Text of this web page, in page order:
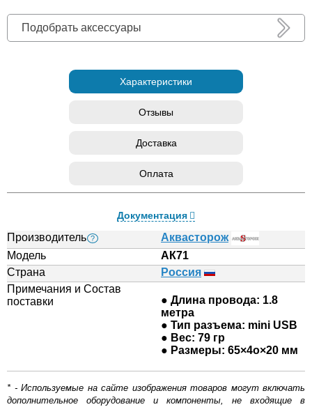
Подобрать аксессуары
Характеристики
Отзывы
Доставка
Оплата
Документация
Производитель ?
Аквасторож
Модель
АК71
Страна
Россия
Примечания и Состав
поставки
● Длина провода: 1.8
метра
● Тип разъема: mini USB
● Вес: 79 гр
● Размеры: 65×4о×20 мм
* - Используемые на сайте изображения товаров могут включать
дополнительное оборудование и компоненты, не входящие в